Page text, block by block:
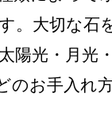
。大切な石
陽光・月光
のお手入れ